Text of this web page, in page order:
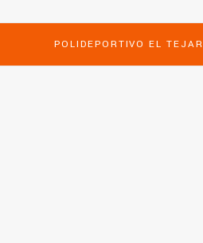
POLIDEPORTIVO EL TEJAR